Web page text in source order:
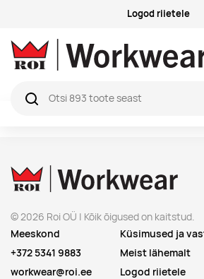
Logod riietele
© 2026 Roi OÜ | Kõik õigused on kaitstud.
Meeskond
+372 5341 9883
workwear@roi.ee
Küsimused ja
Meist lähemalt
Logod riietele